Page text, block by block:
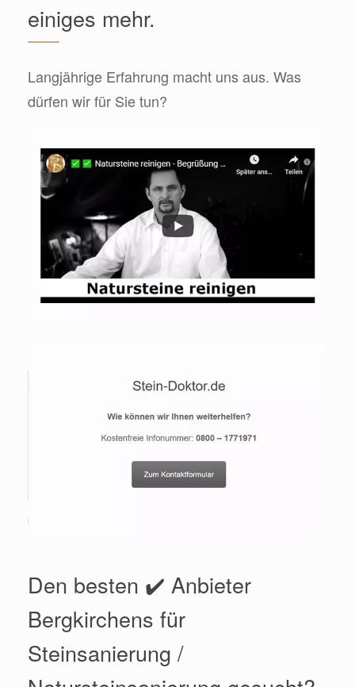
einiges mehr.
Langjährige Erfahrung macht uns aus. Was
dürfen wir für Sie tun?
Den besten ✔️ Anbieter
Bergkirchens für
Steinsanierung /